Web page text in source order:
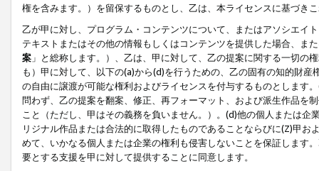
権を含みます。）を留保するものとし、乙は、本ライセンスに基づき
乙が甲に対し、プログラム・コンテンツについて、またはアソシエイ
テキストまたはその他の情報もしくはコンテンツを提供した場合、ま
案 」と総称します。）、乙は、甲に対して、乙の提案に関する一切
も）甲に対して、以下の(a)から(d)を行うための、乙の固有の知的財
の自由に譲渡が可能な権利およびライセンスを付与するものとします
問わず、乙の提案を翻案、修正、再フォーマット、および派生作品を
こと（ただし、甲はその義務を負いません。）。(d)他の個人または
リジナル作品または合法的に取得したものであることならびに(Z)甲
めて、いかなる個人または企業の権利も侵害しないことを保証します
要とする支援を甲に対して提供することに同意します。